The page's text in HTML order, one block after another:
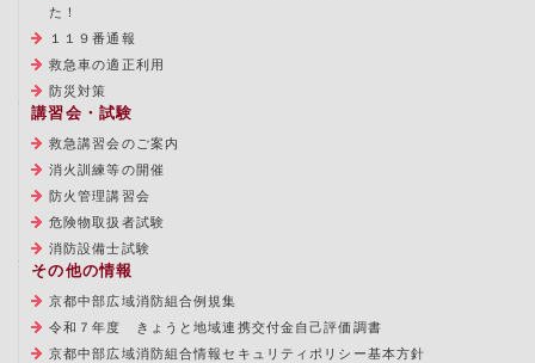
た！
１１９番通報
救急車の適正利用
防災対策
講習会・試験
救急講習会のご案内
消火訓練等の開催
防火管理講習会
危険物取扱者試験
消防設備士試験
その他の情報
京都中部広域消防組合例規集
令和７年度 きょうと地域連携交付金自己評価調書
京都中部広域消防組合情報セキュリティポリシー基本方針